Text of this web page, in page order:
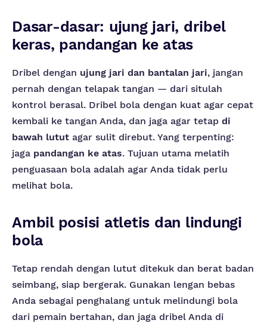
Dasar-dasar: ujung jari, dribel
keras, pandangan ke atas
Dribel dengan ujung jari dan bantalan jari, jangan
pernah dengan telapak tangan — dari situlah
kontrol berasal. Dribel bola dengan kuat agar cepat
kembali ke tangan Anda, dan jaga agar tetap di
bawah lutut agar sulit direbut. Yang terpenting:
jaga pandangan ke atas. Tujuan utama melatih
penguasaan bola adalah agar Anda tidak perlu
melihat bola.
Ambil posisi atletis dan lindungi
bola
Tetap rendah dengan lutut ditekuk dan berat badan
seimbang, siap bergerak. Gunakan lengan bebas
Anda sebagai penghalang untuk melindungi bola
dari pemain bertahan, dan jaga dribel Anda di